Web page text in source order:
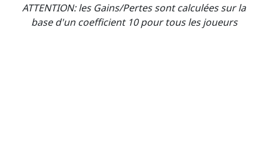
ATTENTION: les Gains/Pertes sont calculées sur la
base d'un coefficient 10 pour tous les joueurs